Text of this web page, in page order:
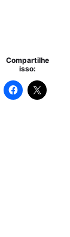
Compartilhe
isso: